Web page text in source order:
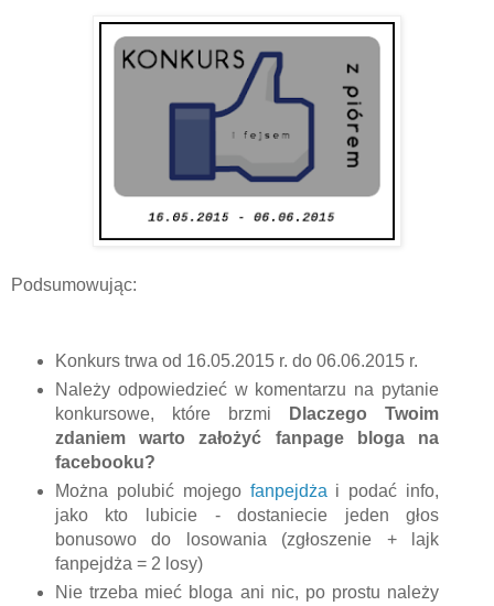
Podsumowując:
Konkurs trwa od 16.05.2015 r. do 06.06.2015 r.
Należy odpowiedzieć w komentarzu na pytanie
konkursowe, które brzmi
Dlaczego Twoim
zdaniem warto założyć fanpage bloga na
facebooku?
Można polubić mojego fanpejdża i podać info,
jako kto lubicie - dostaniecie jeden głos
bonusowo do losowania (zgłoszenie + lajk
fanpejdża = 2 losy)
Nie trzeba mieć bloga ani nic, po prostu należy